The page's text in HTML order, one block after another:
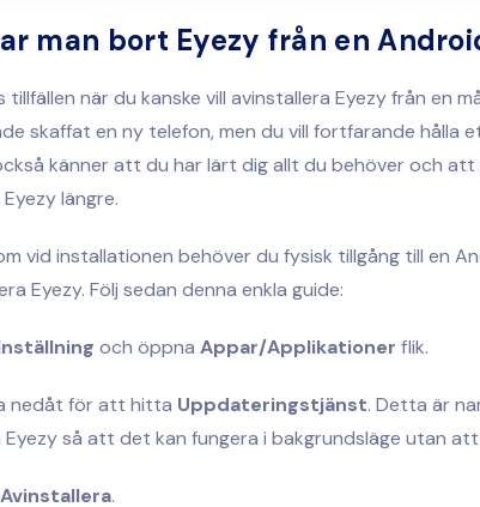
man bort Eyezy från en
tillfällen när du kanske vill avinstallera Eyezy från en
skaffat en ny telefon, men du vill fortfarande hålla
känner att du har lärt dig allt du behöver och
längre.
vid installationen behöver du fysisk tillgång till en
Eyezy. Följ sedan denna enkla guide:
och öppna Appar/Applikationer flik.
nedåt för att hitta Uppdateringstjänst. Detta är
så att det kan fungera i bakgrundsläge utan
Avinstallera.